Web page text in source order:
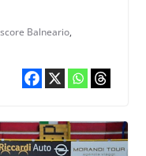
Balneario,